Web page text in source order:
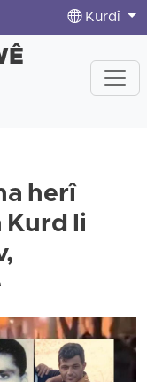
Kurdî
herî
li